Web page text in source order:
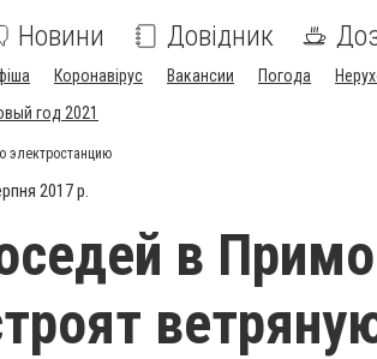
Новини Довідник
Коронавірус Вакансии Погода
год 2021
электростанцию
2017 р.
в